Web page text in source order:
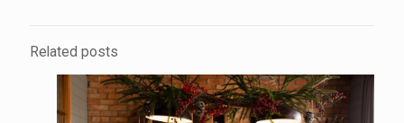
Related posts